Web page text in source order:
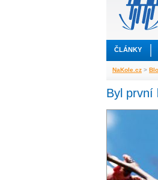
ČLÁNKY
NaKole.cz >
Byl první